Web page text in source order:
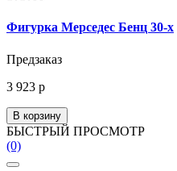
Фигурка Мерседес Бенц 30-х
Предзаказ
3 923 р
В корзину
БЫСТРЫЙ ПРОСМОТР
(0)